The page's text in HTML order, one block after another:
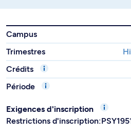
Campus
Trimestres
Crédits
Période
Exigences d'inscription
Restrictions